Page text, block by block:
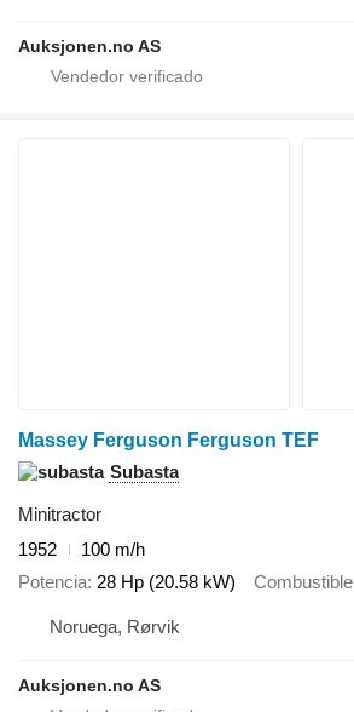
Auksjonen.no AS
Massey Ferguson Ferguson TEF
Subasta
Minitractor
1952
100 m/h
Potencia 28 Hp (20.58 kW) Combustible
Noruega, Rørvik
Auksjonen.no AS